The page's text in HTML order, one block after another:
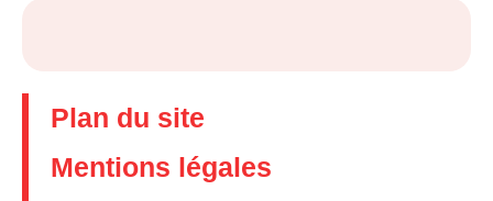
Plan du site
Mentions légales